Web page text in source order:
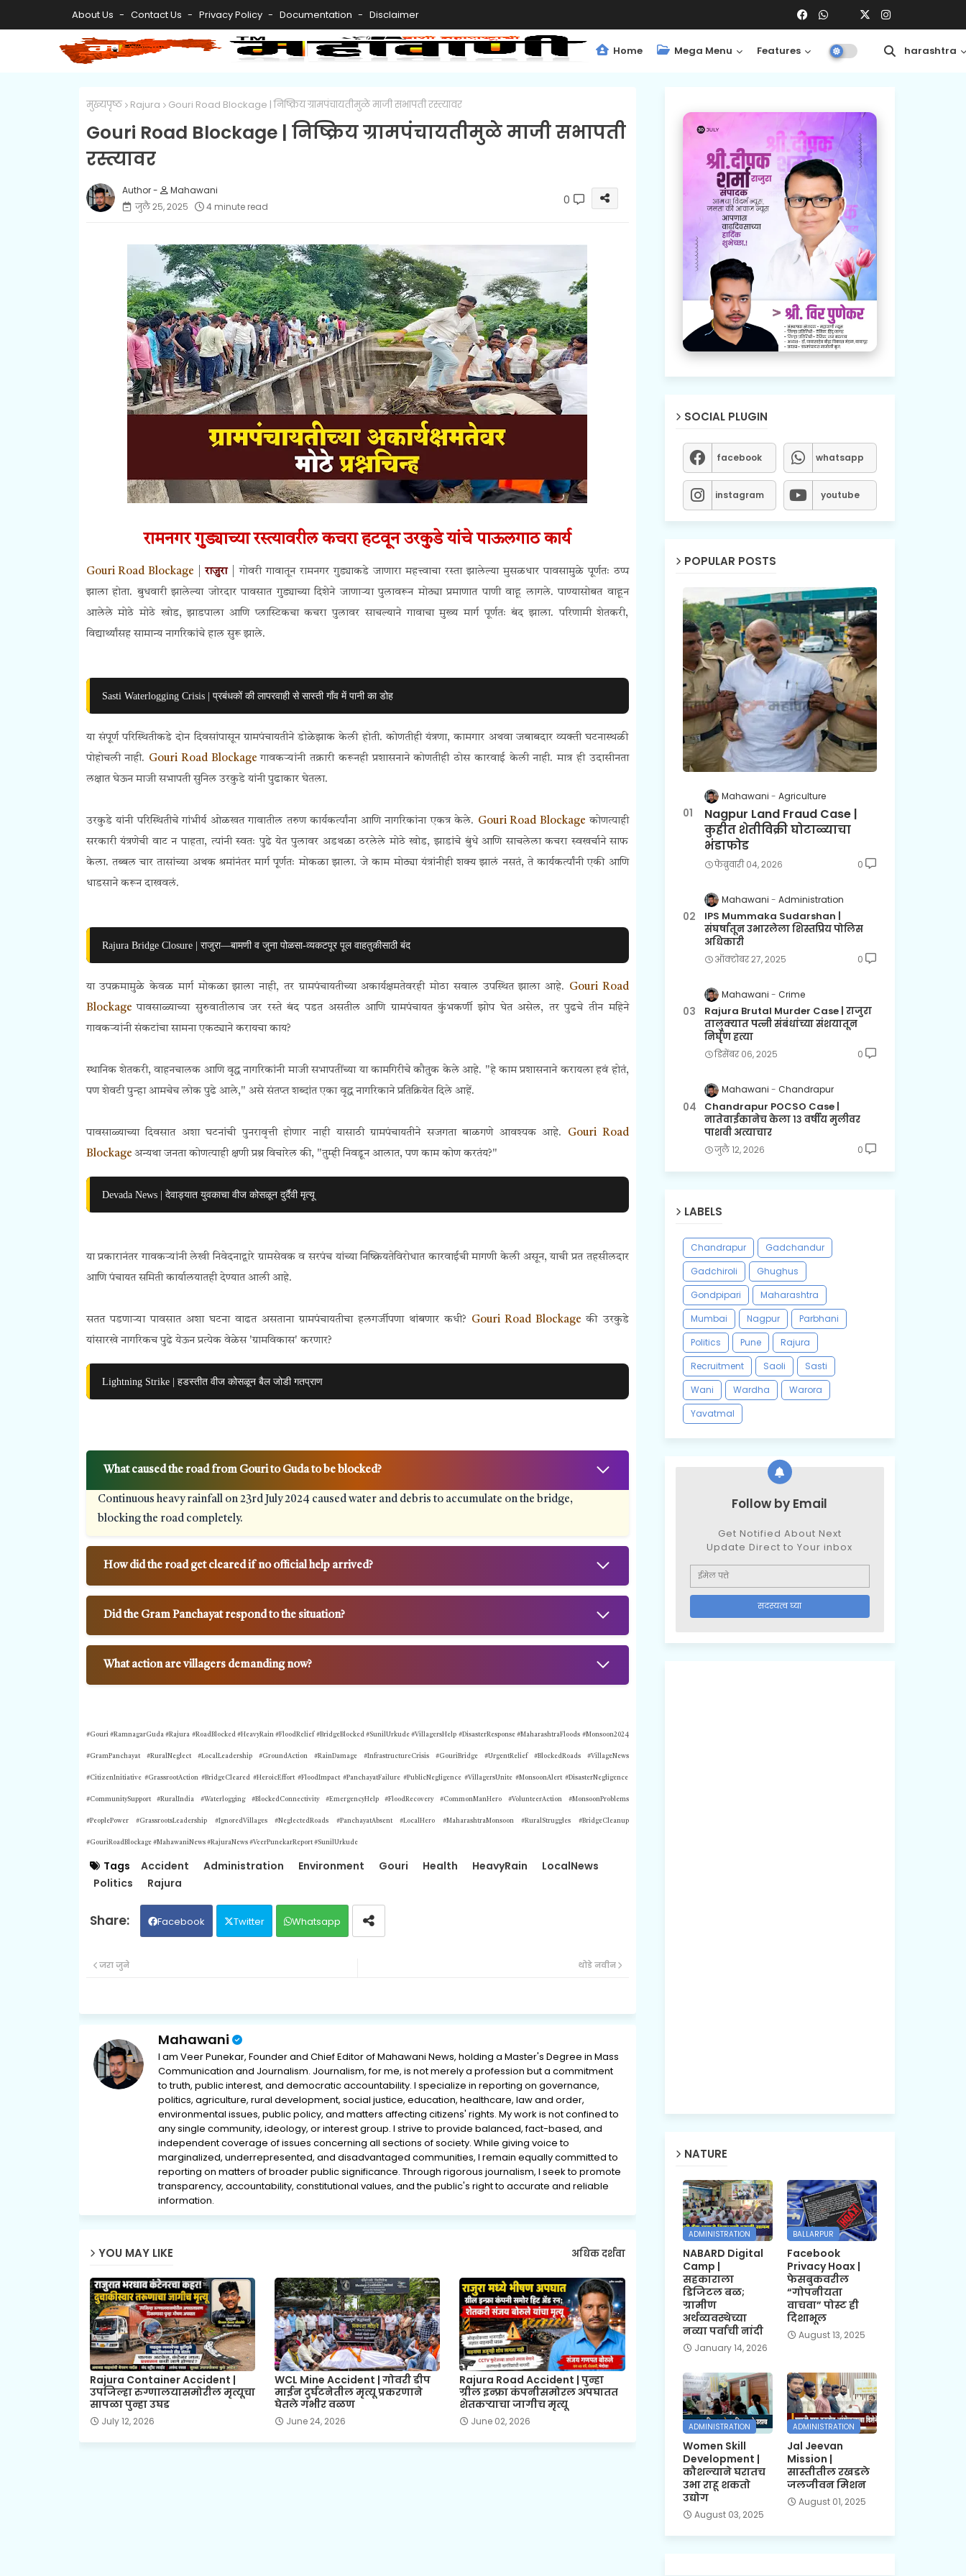
About Us Contact Us Privacy Policy Documentation Disclaimer
Home Mega Menu Features Central Maharashtra
मुख्यपृष्ठ Rajura Gouri Road Blockage | निष्क्रिय ग्रामपंचायतीमुळे माजी सभापती रस्त्यावर
Gouri Road Blockage | निष्क्रिय ग्रामपंचायतीमुळे माजी सभापती
रस्त्यावर
Mahawani
जुलै २५, २०२५
4 minute read 0
रामनगरगुड्याच्या रस्त्यावरील कचरा हटवून उरकुडे यांचे पाऊलगाठ कार्य
Gouri Road Blockage |राजुरा| गोवरी गावातून रामनगर गुड्याकडे जाणारा महत्त्वाचा रस्ता झालेल्या मुसळधार पावसामुळे पूर्णतः ठप्प
झाला होता. बुधवारी झालेल्या जोरदार पावसात गुड्याच्या दिशेने जाणाऱ्या पुलावरून मोठ्या प्रमाणात पाणी वाहू लागले. पाण्यासोबत वाहून
आलेले मोठे मोठे खोड, झाडपाला आणि प्लास्टिकचा कचरा पुलावर साचल्याने गावाचा मुख्य मार्ग पूर्णतः बंद झाला. परिणामी शेतकरी,
विद्यार्थ्यांसह सामान्य नागरिकांचे हाल सुरू झाले.
Sasti Waterlogging Crisis | प्रबंधकों की लापरवाही से सास्ती गाँव में पानी का डोह
या संपूर्ण परिस्थितीकडे दोन दिवसांपासून ग्रामपंचायतीने डोळेझाक केली होती. कोणतीही यंत्रणा, कामगार अथवा जबाबदार व्यक्ती घटनास्थळी
पोहोचली नाही. Gouri Road Blockageगावकऱ्यांनी तक्रारी करूनही प्रशासनाने कोणतीही ठोस कारवाई केली नाही. मात्र ही उदासीनता
लक्षात घेऊन माजी सभापती सुनिल उरकुडे यांनी पुढाकार घेतला.
उरकुडे यांनी परिस्थितीचे गांभीर्य ओळखत गावातील तरुण कार्यकर्त्यांना आणि नागरिकांना एकत्र केले. Gouri Road Blockage कोणत्याही
सरकारी यंत्रणेची वाट न पाहता, त्यांनी स्वतः पुढे येत पुलावर अडथळा ठरलेले मोठे खोड, झाडांचे बुंधे आणि साचलेला कचरा स्वखर्चाने साफ
केला. तब्बल चार तासांच्या अथक श्रमांनंतर मार्ग पूर्णतः मोकळा झाला.जे काम मोठ्या यंत्रांनीही शक्य झालं नसतं, ते कार्यकर्त्यांनी एकी आणि
धाडसाने करून दाखवलं.
Rajura Bridge Closure | राजुरा—बामणी व जुना पोळसा-व्यकटपूर पूल वाहतुकीसाठी बंद
या उपक्रमामुळे केवळ मार्ग मोकळा झाला नाही, तर ग्रामपंचायतीच्या अकार्यक्षमतेवरही मोठा सवाल उपस्थित झाला आहे. Gouri Road
Blockageपावसाळ्याच्या सुरुवातीलाच जर रस्ते बंद पडत असतील आणि ग्रामपंचायत कुंभकर्णी झोप घेत असेल, तर पुढचे तीन महिने
गावकऱ्यांनी संकटांचा सामना एकट्याने करायचा काय?
स्थानिक शेतकरी, वाहनचालक आणि वृद्ध नागरिकांनी माजी सभापतींच्या या कामगिरीचे कौतुक केले आहे. "हे काम प्रशासनाने करायला हवं होतं,
पण शेवटी पुन्हा आमचेच लोक पुढे आले," असे संतप्त शब्दांत एका वृद्ध नागरिकाने प्रतिक्रियेत दिले आहें.
पावसाळ्याच्या दिवसात अशा घटनांची पुनरावृत्ती होणार नाही यासाठी ग्रामपंचायतीने सजगता बाळगणे आवश्यक आहे. Gouri Road
Blockage अन्यथा जनता कोणत्याही क्षणी प्रश्न विचारेल की, "तुम्ही निवडून आलात, पण काम कोण करतंय?"
Devada News | देवाड्यात युवकाचा वीज कोसळून दुर्दैवी मृत्यू
या प्रकारानंतर गावकऱ्यांनी लेखी निवेदनाद्वारे ग्रामसेवक व सरपंच यांच्या निष्क्रियतेविरोधात कारवाईची मागणी केली असून, याची प्रत तहसीलदार
आणि पंचायत समिती कार्यालयातही देण्यात आली आहे.
सतत पडणाऱ्या पावसात अशा घटना वाढत असताना ग्रामपंचायतीचा हलगर्जीपणा थांबणार कधी? Gouri Road Blockageकी उरकुडे
यांसारखे नागरिकच पुढे येऊन प्रत्येक वेळेस 'ग्रामविकास' करणार?
Lightning Strike | हडस्तीत वीज कोसळून बैल जोडी गतप्राण
What caused the road from Gouri to Guda to be blocked?
Continuous heavy rainfall on 23rd July 2024 caused water and debris to accumulate on the bridge,
blocking the road completely.
How did the road get cleared if no official help arrived?
Did the Gram Panchayat respond to the situation?
What action are villagers demanding now?
#Gouri#RamnagarGuda #Rajura #RoadBlocked #HeavyRain #FloodRelief #BridgeBlocked #SunilUrkude #VillagersHelp #DisasterResponse #MaharashtraFloods #Monsoon2024
#GramPanchayat #RuralNeglect #LocalLeadership #GroundAction #RainDamage #InfrastructureCrisis #GouriBridge #UrgentRelief #BlockedRoads #VillageNews
#CitizenInitiative #GrassrootAction #BridgeCleared #HeroicEffort #FloodImpact #PanchayatFailure #PublicNegligence #VillagersUnite #MonsoonAlert #DisasterNegligence
#CommunitySupport #RuralIndia #Waterlogging #BlockedConnectivity #EmergencyHelp #FloodRecovery #CommonManHero #VolunteerAction #MonsoonProblems
#PeoplePower #GrassrootsLeadership #IgnoredVillages #NeglectedRoads #PanchayatAbsent #LocalHero #MaharashtraMonsoon #RuralStruggles #BridgeCleanup
#GouriRoadBlockage #MahawaniNews #RajuraNews #VeerPunekarReport #SunilUrkude
Tags Accident Administration Environment Gouri Health HeavyRain
LocalNews
Politics
Rajura
Facebook Twitter Whatsapp
थोडे नवीन
जरा जुने
Mahawani
I am Veer Punekar, Founder and Chief Editor of Mahawani News, holding a Master's Degree in Mass
Communication and Journalism. Journalism, for me, is not merely a profession but a commitment
to truth, public interest, and democratic accountability. I specialize in reporting on governance,
politics, agriculture, rural development, social justice, education, healthcare, law and order,
environmental issues, public policy, and matters affecting citizens' rights. My work is not confined to
any single community, ideology, or interest group. I strive to provide balanced, fact-based, and
independent coverage of issues concerning all sections of society. While giving voice to
marginalized, underrepresented, and disadvantaged communities, I remain equally committed to
reporting on matters of broader public significance. Through rigorous journalism, I seek to promote
transparency, accountability, constitutional values, and the public's right to accurate and reliable
information.
YOU MAY LIKE अधिक दर्शवा
Rajura Container Accident |
उपजिल्हा रुग्णालयासमोरील मृत्यूचा
सापळा पुन्हा उघड
July 12, 2026
WCL Mine Accident | गोवरी डीप
माईन दुर्घटनेतील मृत्यू प्रकरणाने
घेतले गंभीर वळण
June 24, 2026
Rajura Road Accident | पुन्हा
ग्रील इन्फ्रा कंपनीसमोरल अपघातत
शेतकऱ्याचा जागीच मृत्यू
June 02, 2026
SOCIAL PLUGIN
facebook whatsapp
instagram youtube
POPULAR POSTS
Mahawani Agriculture
Nagpur Land Fraud Case |
कुहीत शेतीविक्री घोटाळ्याचा
भंडाफोड
फेब्रुवारी ०४, २०२६ 0
Mahawani Administration
IPS Mummaka Sudarshan |
संघर्षातून उभारलेला शिस्तप्रिय पोलिस
अधिकारी
ऑक्टोबर २७, २०२५ 0
Mahawani Crime
Rajura Brutal Murder Case | राजुरा
तालुक्यात पत्नी संबंधांच्या संशयातून
निर्घृण हत्या
डिसेंबर ०६, २०२५ 0
Mahawani Chandrapur
Chandrapur POCSO Case |
नातेवाईकानेच केला १३ वर्षीय मुलीवर
पाशवी अत्याचार
जुलै १२, २०२६ 0
LABELS
Chandrapur
Gadchandur
Gadchiroli
Ghughus
Gondpipari
Maharashtra
Mumbai
Nagpur
Parbhani
Politics
Pune
Rajura
Recruitment
Saoli
Sasti
Wani
Wardha
Warora
Yavatmal
Follow by Email
Get Notified About Next
Update Direct to Your inbox
NATURE
ADMINISTRATION
NABARD Digital
Camp |
सहकाराला
डिजिटल बळ;
ग्रामीण
अर्थव्यवस्थेच्या
नव्या पर्वाची नांदी
January 14, 2026
BALLARPUR
Facebook
Privacy Hoax |
फेसबुकवरील
“गोपनीयता
वाचवा” पोस्ट ही
दिशाभूल
August 13, 2025
ADMINISTRATION
Women Skill
Development |
कौशल्याने घरातच
उभा राहू शकतो
उद्योग
August 03, 2025
ADMINISTRATION
Jal Jeevan
Mission |
सास्तीतील रखडले
जलजीवन मिशन
August 01, 2025